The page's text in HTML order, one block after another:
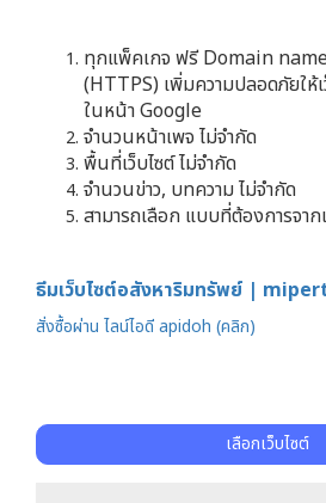
ทุกแพ็คเกจ ฟรี Domain name
(HTTPS) เพิ่มความปลอดภัยให้
ในหน้า Google
จำนวนหน้าเพจ ไม่จำกัด
พื้นที่เว็บไซต์ ไม่จำกัด
จำนวนข่าว, บทความ ไม่จำกัด
สามารถเลือก แบบที่ต้องการจาก
ธีมเว็บไซต์อสังหาริมทรัพย์ |
สั่งซื้อผ่าน ไลน์ไอดี apidoh (คลิก)
เลือกเว็บไซต์